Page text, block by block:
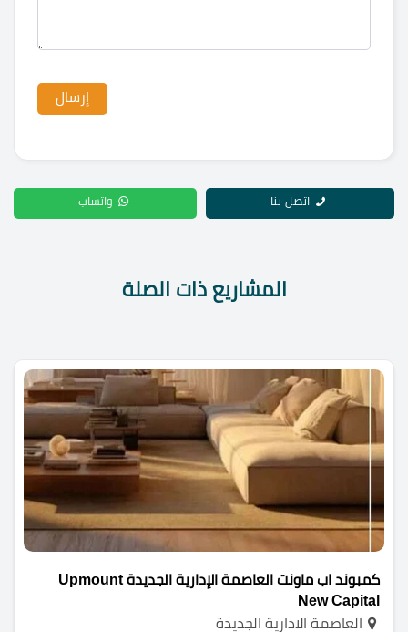
اتصل بنا واتساب
المشاريع ذات الصلة
كمبوند اب ماونت العاصمة الإدارية الجديدة Upmount
New Capital
العاصمة الادارية الجديدة